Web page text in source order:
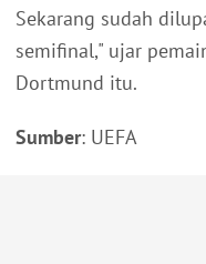
Sekarang sudah
semifinal," ujar
Dortmund itu.
Sumber: UEFA